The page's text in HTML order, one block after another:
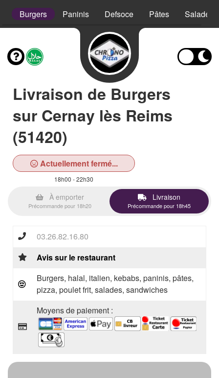
Burgers Paninis Defsoce Pâtes Salades
Livraison de Burgers
sur Cernay lès Reims
(51420)
Actuellement fermé...
18h00 - 22h30
À emporter
Précommande pour 18h20
Livraison
Précommande pour 18h45
03.26.82.16.80
Avis sur le restaurant
Burgers, halal, italien, kebabs, paninis, pâtes,
pizza, poulet frit, salades, sandwiches
Moyens de paiement :